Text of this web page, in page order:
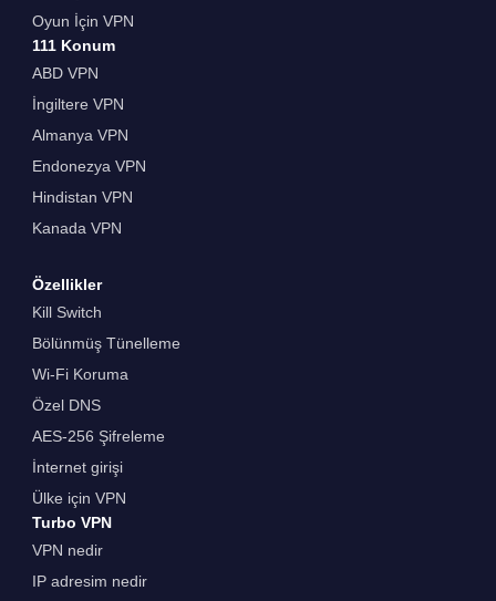
Oyun İçin VPN
111 Konum
ABD VPN
İngiltere VPN
Almanya VPN
Endonezya VPN
Hindistan VPN
Kanada VPN
Özellikler
Kill Switch
Bölünmüş Tünelleme
Wi-Fi Koruma
Özel DNS
AES-256 Şifreleme
İnternet girişi
Ülke için VPN
Turbo VPN
VPN nedir
IP adresim nedir